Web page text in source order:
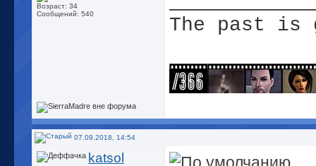
Возраст: 34
Сообщений: 540
The past is
07.09.2018, 14:54
katsol